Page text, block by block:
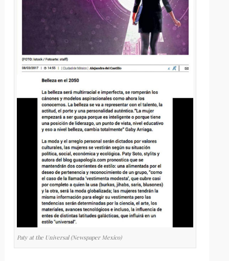
Paty at the Universal (Newspaper Mexico)